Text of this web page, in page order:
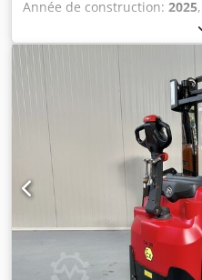
Année de construction: 2025
3 700 mm
hauteur de construction:1
fourches:
,
Centre de charge : 600
Épaisseur de la fourche : 60
Tension de la batterie : 24 V